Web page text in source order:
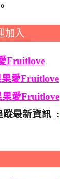
加入
Fruitlove
果愛Fruitlove
果愛Fruitlove
蹤最新資訊 :